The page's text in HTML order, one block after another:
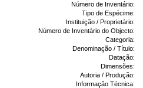
Número de Inventário:
Tipo de Espécime:
Instituição / Proprietário:
Número de Inventário do Objecto:
Categoria:
Denominação / Título:
Datação:
Dimensões:
Autoria / Produção:
Informação Técnica: